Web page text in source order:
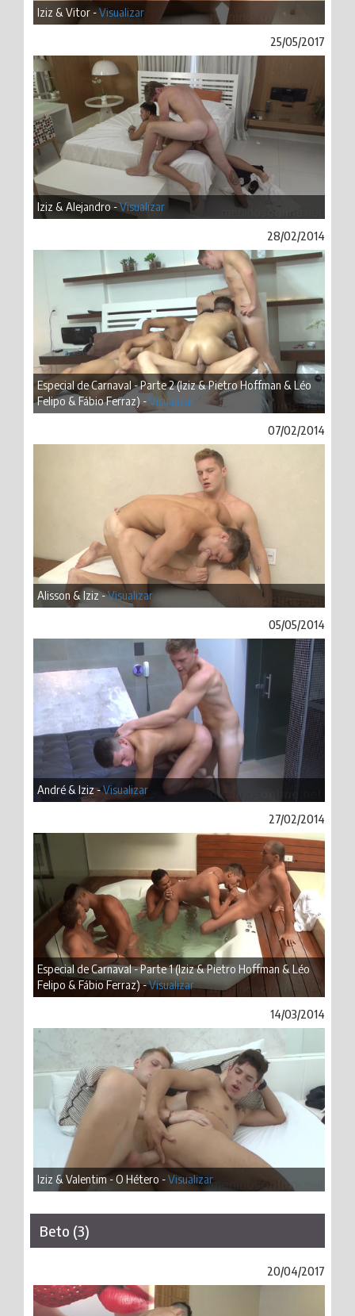
Iziz & Vitor -Visualizar
25/05/2017
Iziz & Alejandro -Visualizar
28/02/2014
Especial de Carnaval - Parte 2 (Iziz & Pietro Hoffman & Léo
Felipo & Fábio Ferraz) -Visualizar
07/02/2014
Alisson & Iziz -Visualizar
05/05/2014
André & Iziz -Visualizar
27/02/2014
Especial de Carnaval - Parte 1 (Iziz & Pietro Hoffman & Léo
Felipo & Fábio Ferraz) -Visualizar
14/03/2014
Iziz & Valentim - O Hétero -Visualizar
Beto (3)
20/04/2017